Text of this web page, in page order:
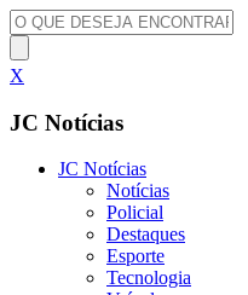
X
JC Notícias
JC Notícias
Notícias
Policial
Destaques
Esporte
Tecnologia